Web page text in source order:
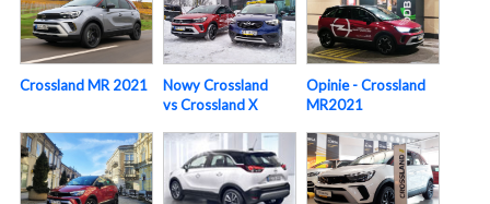
Crossland MR 2021
Nowy Crossland
vs Crossland X
Opinie - Crossland
MR2021